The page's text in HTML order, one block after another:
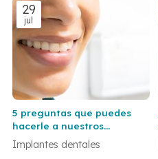
29
jul
5 preguntas que puedes
hacerle a nuestros
dentistas en Vigo y Baiona
antes de ponerte un
Implantes dentales